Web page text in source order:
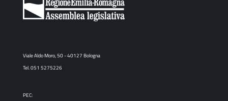
Viale Aldo Moro, 50 - 40127 Bologna
Tel. 051 5275226
PEC: